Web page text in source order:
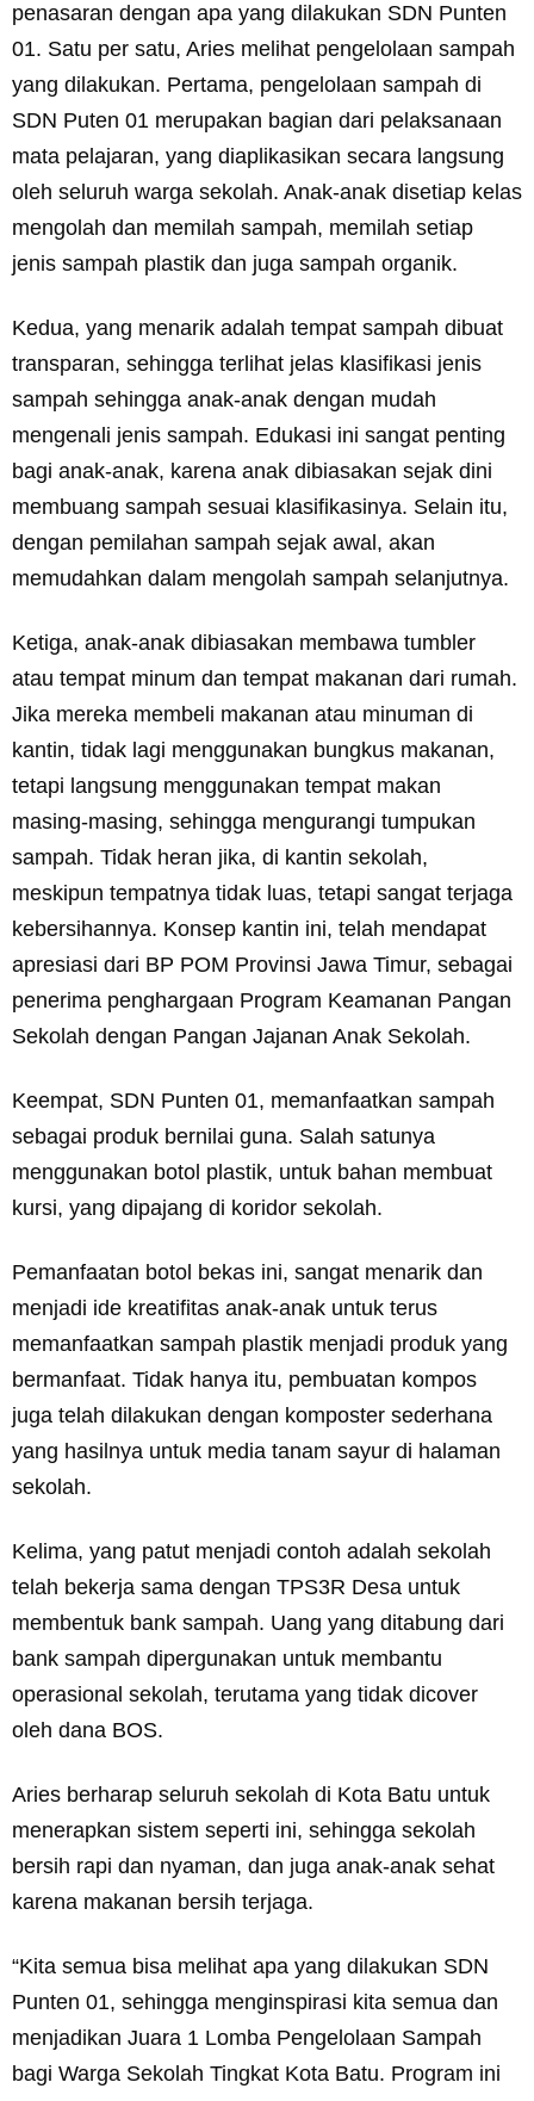
penasaran dengan apa yang dilakukan SDN Punten
01. Satu per satu, Aries melihat pengelolaan sampah
yang dilakukan. Pertama, pengelolaan sampah di
SDN Puten 01 merupakan bagian dari pelaksanaan
mata pelajaran, yang diaplikasikan secara langsung
oleh seluruh warga sekolah. Anak-anak disetiap kelas
mengolah dan memilah sampah, memilah setiap
jenis sampah plastik dan juga sampah organik.
Kedua, yang menarik adalah tempat sampah dibuat
transparan, sehingga terlihat jelas klasifikasi jenis
sampah sehingga anak-anak dengan mudah
mengenali jenis sampah. Edukasi ini sangat penting
bagi anak-anak, karena anak dibiasakan sejak dini
membuang sampah sesuai klasifikasinya. Selain itu,
dengan pemilahan sampah sejak awal, akan
memudahkan dalam mengolah sampah selanjutnya.
Ketiga, anak-anak dibiasakan membawa tumbler
atau tempat minum dan tempat makanan dari rumah.
Jika mereka membeli makanan atau minuman di
kantin, tidak lagi menggunakan bungkus makanan,
tetapi langsung menggunakan tempat makan
masing-masing, sehingga mengurangi tumpukan
sampah. Tidak heran jika, di kantin sekolah,
meskipun tempatnya tidak luas, tetapi sangat terjaga
kebersihannya. Konsep kantin ini, telah mendapat
apresiasi dari BP POM Provinsi Jawa Timur, sebagai
penerima penghargaan Program Keamanan Pangan
Sekolah dengan Pangan Jajanan Anak Sekolah.
Keempat, SDN Punten 01, memanfaatkan sampah
sebagai produk bernilai guna. Salah satunya
menggunakan botol plastik, untuk bahan membuat
kursi, yang dipajang di koridor sekolah.
Pemanfaatan botol bekas ini, sangat menarik dan
menjadi ide kreatifitas anak-anak untuk terus
memanfaatkan sampah plastik menjadi produk yang
bermanfaat. Tidak hanya itu, pembuatan kompos
juga telah dilakukan dengan komposter sederhana
yang hasilnya untuk media tanam sayur di halaman
sekolah.
Kelima, yang patut menjadi contoh adalah sekolah
telah bekerja sama dengan TPS3R Desa untuk
membentuk bank sampah. Uang yang ditabung dari
bank sampah dipergunakan untuk membantu
operasional sekolah, terutama yang tidak dicover
oleh dana BOS.
Aries berharap seluruh sekolah di Kota Batu untuk
menerapkan sistem seperti ini, sehingga sekolah
bersih rapi dan nyaman, dan juga anak-anak sehat
karena makanan bersih terjaga.
“Kita semua bisa melihat apa yang dilakukan SDN
Punten 01, sehingga menginspirasi kita semua dan
menjadikan Juara 1 Lomba Pengelolaan Sampah
bagi Warga Sekolah Tingkat Kota Batu. Program ini